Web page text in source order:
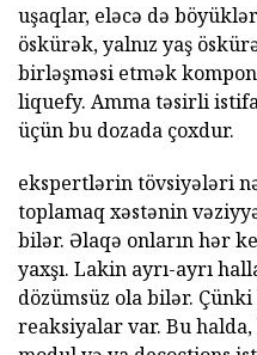
uşaqlar, eləcə də
öskürək, yalnız yaş
birləşməsi etmək
liquefy. Amma təsirli
üçün bu dozada çoxdur.
ekspertlərin tövsiyələri
toplamaq xəstənin
bilər. Əlaqə onların hər
yaxşı. Lakin ayrı-ayrı
dözümsüz ola bilər.
reaksiyalar var. Bu